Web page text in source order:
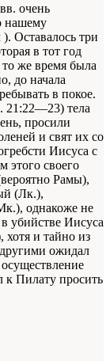
очень
нашему
Оставалось три
в тот год
же время была
до начала
в покое.
21:22—23) тела
просили
и свят их со
Иисуса с
этого своего
Рамы),
(Лк.),
однакоже не
убийстве Иисуса
и тайно из
ожидал
к Пилату просить